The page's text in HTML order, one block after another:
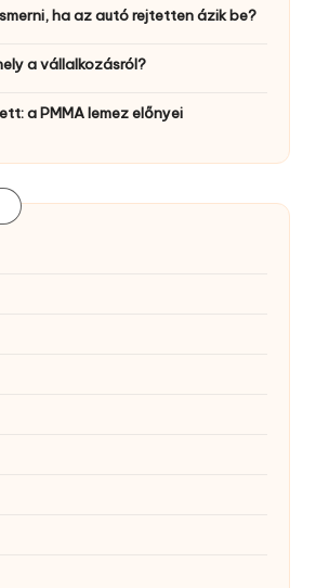
ha az autó rejtetten ázik be?
a vállalkozásról?
a PMMA lemez előnyei